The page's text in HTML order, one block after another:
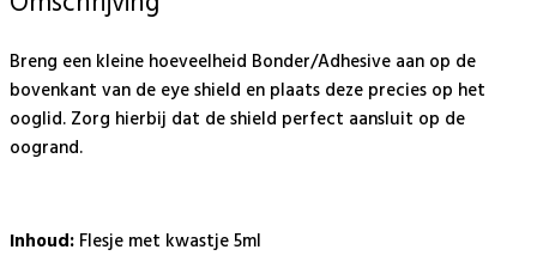
Breng een kleine hoeveelheid Bonder/Adhesive aan op de
bovenkant van de eye shield en plaats deze precies op het
ooglid. Zorg hierbij dat de shield perfect aansluit op de
oogrand.
Inhoud: Flesje met kwastje 5ml